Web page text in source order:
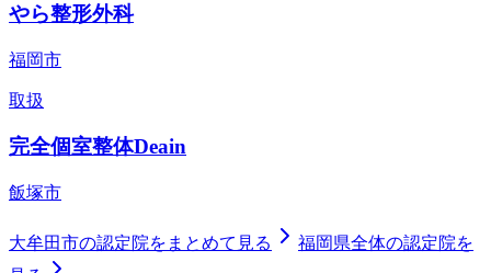
やら整形外科
福岡市
取扱
完全個室整体Deain
飯塚市
大牟田市の認定院をまとめて見る 福岡県全体の認定院を